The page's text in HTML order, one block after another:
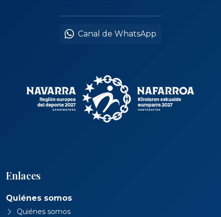
Canal de WhatsApp
Enlaces
Quiénes somos
Quiénes somos